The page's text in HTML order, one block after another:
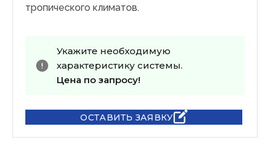
тропического климатов.
Укажите необходимую
характеристику системы.
Цена по запросу!
ОСТАВИТЬ ЗАЯВКУ